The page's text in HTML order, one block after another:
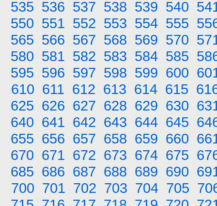
535 536 537 538 539 540
550 551 552 553 554 555
565 566 567 568 569 570
580 581 582 583 584 585
595 596 597 598 599 600
610 611 612 613 614 615
625 626 627 628 629 630
640 641 642 643 644 645
655 656 657 658 659 660
670 671 672 673 674 675
685 686 687 688 689 690
700 701 702 703 704 705